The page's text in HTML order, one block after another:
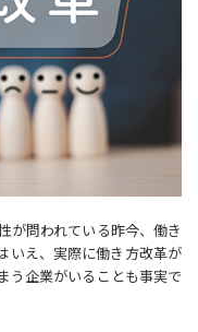
が問われている昨今、働き
いえ、実際に働き方改革が
う企業がいることも事実で